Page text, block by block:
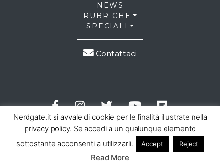
NEWS
RUBRICHE
SPECIALI
Contattaci
© 2026 NerdGate all right reserved |Privacy Policy
Cookie Law
Nerdgate.it si avvale di cookie per le finalità illustrate nella
privacy policy. Se accedi a un qualunque elemento
sottostante acconsenti a utilizzarli.
Accept Reject
Read More